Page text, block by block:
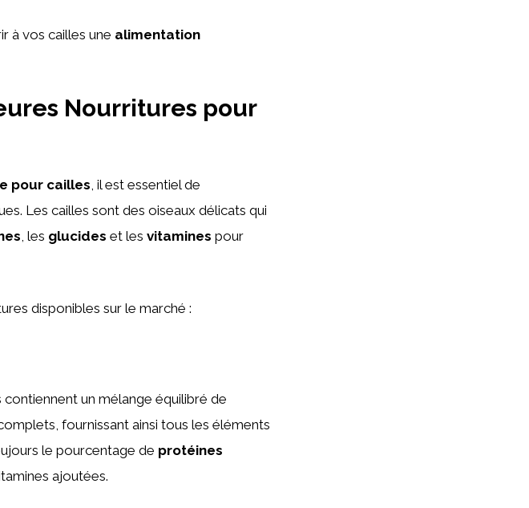
à vos cailles une alimentation
Nourritures pour
pour cailles, il est essentiel de
Les cailles sont des oiseaux délicats qui
, les glucides et les vitamines pour
disponibles sur le marché :
un mélange équilibré de
fournissant ainsi tous les éléments
le pourcentage de protéines
ajoutées.